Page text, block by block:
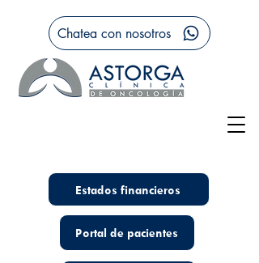
Estados financieros
Portal de pacientes
Chatea con nosotros